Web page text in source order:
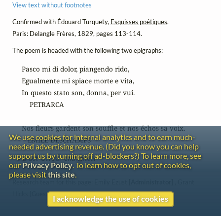
View text without footnotes
Confirmed with Édouard Turquety, Esquisses poétiques,
Paris: Delangle Frères, 1829, pages 113-114.
The poem is headed with the following two epigraphs:
Pasco mi di dolor, piangendo rido,
Egualmente mi spiace morte e vita,
In questo stato son, donna, per vui.
    PETRARCA
Nos fleurs gardent son souffle et nos échos sa voix.
   ÉMILE DESCHAMPS
1Viardot-García: "enchanteur"
[Guest Editor]
We use cookies for internal analytics and to earn much-
needed advertising revenue. (Did you know you can help
support us by turning off ad-blockers?) To learn more, see
our Privacy Policy. To learn how to opt out of cookies,
please visitthis site.
I acknowledge the use of cookies